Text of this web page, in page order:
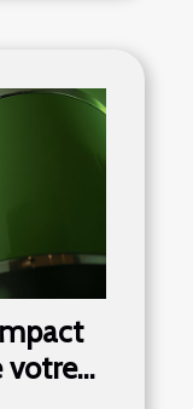
votre